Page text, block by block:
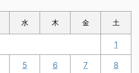
水 木 金 土
1
5 6 7 8